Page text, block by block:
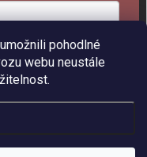
pohodlné
webu neustále
práva vyhrazena.Upravit